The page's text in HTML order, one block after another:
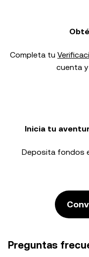
Completa tu
cuenta
Inicia tu
Deposita fondos
Preguntas